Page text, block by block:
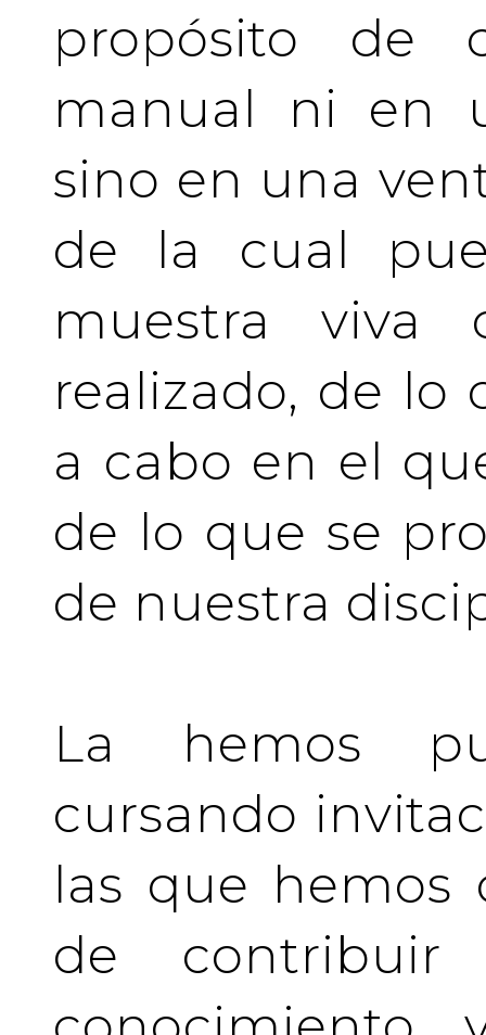
propósito de
manual ni en
sino en una
de la cual
muestra
realizado, de lo
a cabo en el
de lo que se
de nuestra
La hemos
cursando
las que hemos
de contribuir